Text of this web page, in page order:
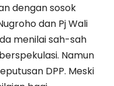
dengan sosok
dan Pj Wali
menilai sah-sah
Namun
DPP. Meski